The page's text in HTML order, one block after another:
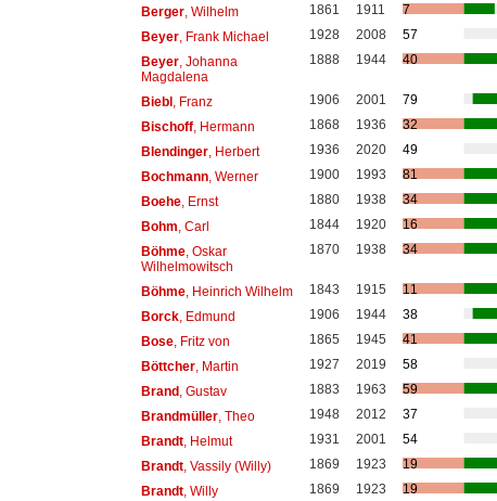
Berger, Wilhelm 1861 1911
7
Beyer, Frank Michael 1928 2008
57
Beyer, Johanna
Magdalena
1888 1944 40
Biebl , Franz 1906 2001
79
Bischoff, Hermann 1868 1936
32
Blendinger, Herbert 1936 2020
49
Bochmann, Werner 1900 1993
81
Boehe, Ernst 1880 1938
34
Bohm, Carl 1844 1920
16
Böhme, Oskar
Wilhelmowitsch
1870 1938 34
Böhme, Heinrich Wilhelm 1843 1915
11
Borck, Edmund 1906 1944
38
Bose, Fritz von 1865 1945
41
Böttcher, Martin 1927 2019
58
Brand , Gustav 1883 1963
59
Brandmüller, Theo 1948 2012
37
Brandt, Helmut 1931 2001
54
Brandt, Vassily (Willy) 1869 1923
19
Brandt, Willy 1869 1923
19